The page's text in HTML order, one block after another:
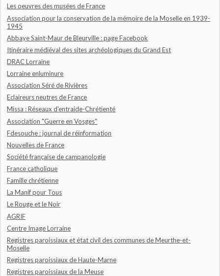
Les oeuvres des musées de France
Association pour la conservation de la mémoire de la Moselle en 1939-
1945
Abbaye Saint-Maur de Bleurville : page Facebook
Itinéraire médiéval des sites archéologiques du Grand Est
DRAC Lorraine
Lorraine enluminure
Association Séré de Rivières
Eclaireurs neutres de France
Missa : Réseaux d'entraide-Chrétienté
Association "Guerre en Vosges"
Fdesouche : journal de réinformation
Nouvelles de France
Société française de campanologie
France catholique
Famille chrétienne
La Manif pour Tous
Le Rouge et le Noir
AGRIF
Centre Image Lorraine
Registres paroissiaux et état civil des communes de Meurthe-et-
Moselle
Registres paroissiaux de Haute-Marne
Registres paroissiaux de la Meuse